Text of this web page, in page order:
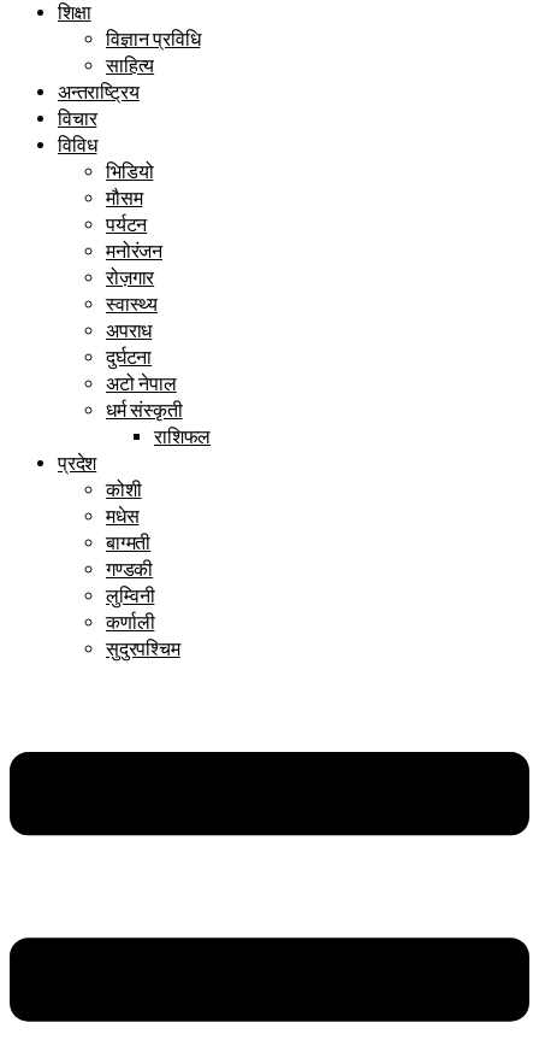
शिक्षा
विज्ञान प्रविधि
साहित्य
अन्तराष्ट्रिय
विचार
विविध
भिडियो
मौसम
पर्यटन
मनोरंजन
रोज़गार
स्वास्थ्य
अपराध
दुर्घटना
अटो नेपाल
धर्म संस्कृती
राशिफल
प्रदेश
कोशी
मधेस
बाग्मती
गण्डकी
लुम्विनी
कर्णाली
सुदुरपश्चिम